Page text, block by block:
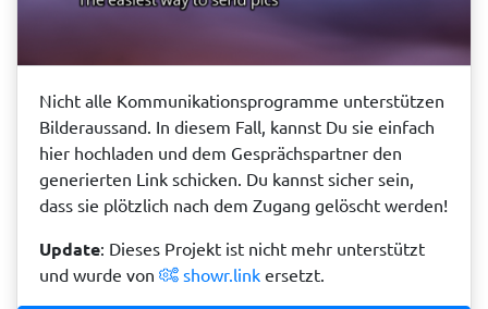
Nicht alle Kommunikationsprogramme unterstützen
Bilderaussand. In diesem Fall, kannst Du sie einfach
hier hochladen und dem Gesprächspartner den
generierten Link schicken. Du kannst sicher sein,
dass sie plötzlich nach dem Zugang gelöscht werden!
Update: Dieses Projekt ist nicht mehr unterstützt
und wurde von
showr.linkersetzt.